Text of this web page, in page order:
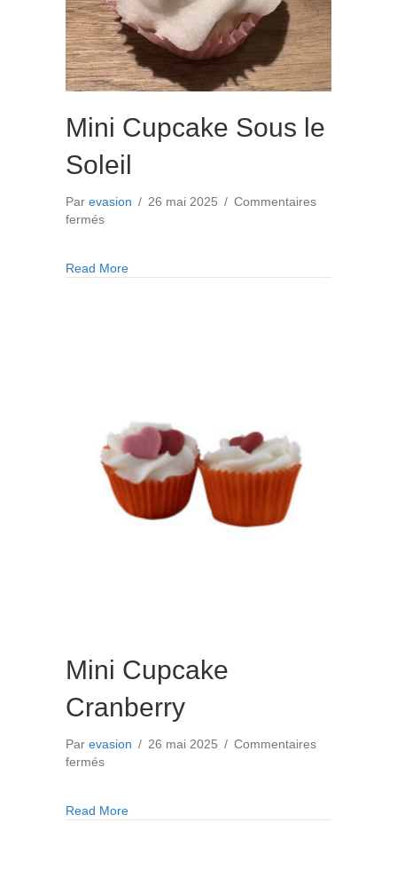
Mini Cupcake Sous le
Soleil
Par evasion / 26 mai 2025 / Commentaires
ferméssur
Sous
Read Moreabout Mini Cupcake Sous le Soleil
Mini Cupcake
Cranberry
Par evasion / 26 mai 2025 / Commentaires
ferméssur
Cranberry
Read Moreabout Mini Cupcake Cranberry